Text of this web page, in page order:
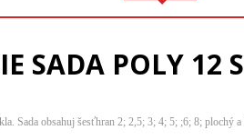
SADA POLY 12
Sada obsahuj šesťhran 2; 2,5; 3; 4; 5; ;6; 8;